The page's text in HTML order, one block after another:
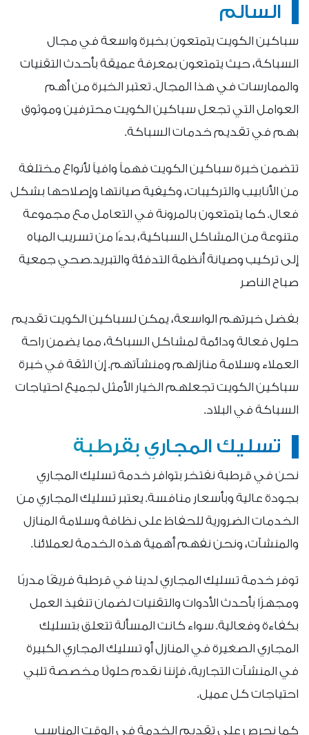
السالم
سباكين الكويت يتمتعون بخبرة واسعة في مجال
السباكة، حيث يتمتعون بمعرفة عميقة بأحدث التقنيات
والممارسات في هذا المجال. تعتبر الخبرة من أهم
العوامل التي تجعل سباكين الكويت محترفين وموثوق
بهم في تقديم خدمات السباكة.
تتضمن خبرة سباكين الكويت فهماً وافياً لأنواع مختلفة
من الأنابيب والتركيبات، وكيفية صيانتها وإصلاحها بشكل
فعال. كما يتمتعون بالمرونة في التعامل مع مجموعة
متنوعة من المشاكل السباكية، بدءًا من تسريب المياه
إلى تركيب وصيانة أنظمة التدفئة والتبريد.صحي جمعية
صباح الناصر
بفضل خبرتهم الواسعة، يمكن لسباكين الكويت تقديم
حلول فعالة ودائمة لمشاكل السباكة، مما يضمن راحة
العملاء وسلامة منازلهم ومنشآتهم. إن الثقة في خبرة
سباكين الكويت تجعلهم الخيار الأمثل لجميع احتياجات
السباكة في البلاد.
تسليك المجاري بقرطبة
نحن في قرطبة نفتخر بتوافر خدمة تسليك المجاري
بجودة عالية وبأسعار منافسة. يعتبر تسليك المجاري من
الخدمات الضرورية للحفاظ على نظافة وسلامة المنازل
والمنشآت، ونحن نفهم أهمية هذه الخدمة لعملائنا.
توفر خدمة تسليك المجاري لدينا في قرطبة فريقًا مدربًا
ومجهزًا بأحدث الأدوات والتقنيات لضمان تنفيذ العمل
بكفاءة وفعالية. سواء كانت المسألة تتعلق بتسليك
المجاري الصغيرة في المنازل أو تسليك المجاري الكبيرة
في المنشآت التجارية، فإننا نقدم حلولًا مخصصة تلبي
احتياجات كل عميل.
كما نحرص على تقديم الخدمة في الوقت المناسب